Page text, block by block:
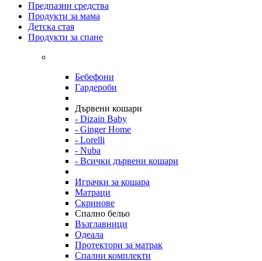
Предпазни средства
Продукти за мама
Детска стая
Продукти за спане
Бебефони
Гардероби
Дървени кошари
- Dizain Baby
- Ginger Home
- Lorelli
- Nuba
- Всички дървени кошари
Играчки за кошара
Матраци
Скринове
Спално бельо
Възглавници
Одеала
Протектори за матрак
Спални комплекти